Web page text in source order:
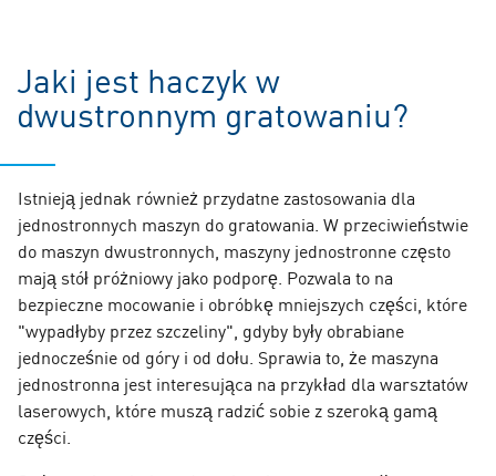
Jaki jest haczyk w
dwustronnym gratowaniu?
Istnieją jednak również przydatne zastosowania dla
jednostronnych maszyn do gratowania. W przeciwieństwie
do maszyn dwustronnych, maszyny jednostronne często
mają stół próżniowy jako podporę. Pozwala to na
bezpieczne mocowanie i obróbkę mniejszych części, które
"wypadłyby przez szczeliny", gdyby były obrabiane
jednocześnie od góry i od dołu. Sprawia to, że maszyna
jednostronna jest interesująca na przykład dla warsztatów
laserowych, które muszą radzić sobie z szeroką gamą
części.